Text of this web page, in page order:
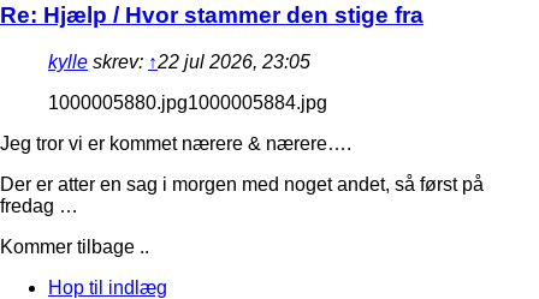
Re: Hjælp / Hvor stammer den stige fra
kylle skrev: ↑22 jul 2026, 23:05
1000005880.jpg1000005884.jpg
Jeg tror vi er kommet nærere & nærere….
Der er atter en sag i morgen med noget andet, så først på
fredag …
Kommer tilbage ..
Hop til indlæg